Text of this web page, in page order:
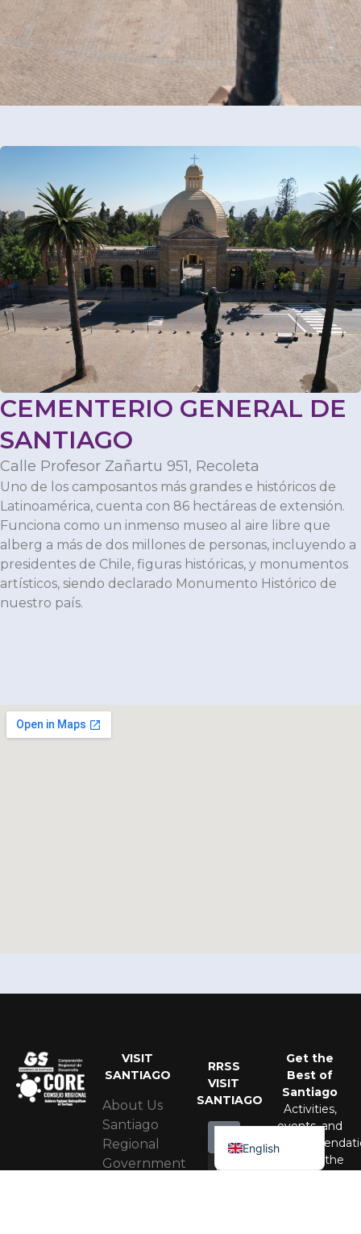
CEMENTERIO GENERAL DE
SANTIAGO
Calle Profesor Zañartu 951, Recoleta
Uno de los camposantos más grandes e históricos de
Latinoamérica, cuenta con 86 hectáreas de extensión.
Funciona como un inmenso museo al aire libre que
alberg a más de dos millones de personas, incluyendo a
presidentes de Chile, figuras históricas, y monumentos
artísticos, siendo declarado Monumento Histórico de
nuestro país.
VISIT
SANTIAGO
About Us
Santiago
Regional
Government
RRSS
VISIT
SANTIAGO
Get the
Best of
Santiago
Activities,
events, and
to enjoy the
English
Spanish
Portuguese